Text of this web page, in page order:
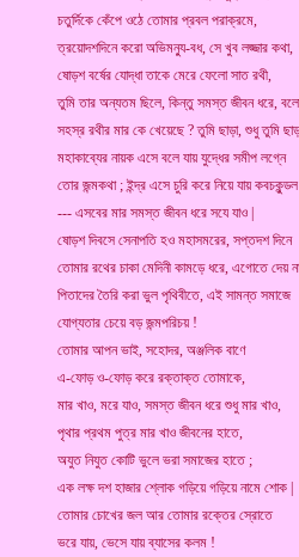
চতুর্দিকে কেঁপে ওঠে তোমার প্রবল পরাক্রমে,
ত্রয়োদশদিনে করো অভিমন্যু-বধ, সে খুব লজ্জার কথা,
ষোড়শ বর্ষের যোদ্ধা তাকে মেরে ফেলো সাত রথী,
তুমি তার অন্যতম ছিলে, কিন্তু সমস্ত জীবন ধরে,
সহস্র রথীর মার কে খেয়েছে ? তুমি ছাড়া, শুধু তুমি
মহাকাব্যের নায়ক এসে বলে যায় যুদ্ধের সমীপ লগ্নে
তোর জন্মকথা ; ইন্দ্র এসে চুরি করে নিয়ে যায়
--- এসবের মার সমস্ত জীবন ধরে সযে যাও |
ষোড়শ দিবসে সেনাপতি হও মহাসমরের, সপ্তদশ দিনে
তোমার রথের চাকা মেদিনী কামড়ে ধরে, এগোতে দেয়
পিতাদের তৈরি করা ভুল পৃথিবীতে, এই সামন্ত সমাজে
যোগ্যতার চেয়ে বড় জন্মপরিচয় !
তোমার আপন ভাই, সহোদর, অঞ্জলিক বাণে
এ-ফোড় ও-ফোড় করে রক্তাক্ত তোমাকে,
মার খাও, মরে যাও, সমস্ত জীবন ধরে শুধু মার খাও,
পৃথার প্রথম পুত্র মার খাও জীবনের হাতে,
অযুত নিযুত কোটি ভুলে ভরা সমাজের হাতে ;
এক লক্ষ দশ হাজার শ্লোক গড়িয়ে গড়িয়ে নামে শোক |
তোমার চোখের জল আর তোমার রক্তের স্রোতে
ভরে যায়, ভেসে যায় ব্যাসের কলম !